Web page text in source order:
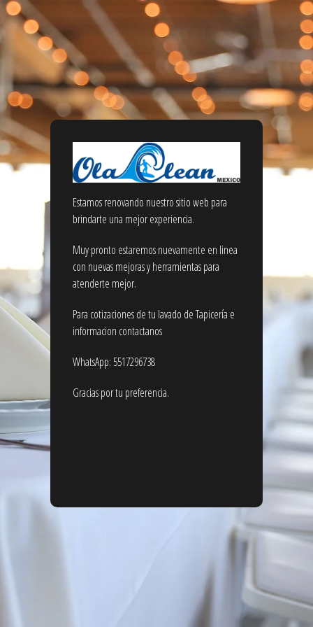
Estamos renovando nuestro sitio web para
brindarte una mejor experiencia.
Muy pronto estaremos nuevamente en linea
con nuevas mejoras y herramientas para
atenderte mejor.
Para cotizaciones de tu lavado de Tapicería e
informacion contactanos
WhatsApp: 5517296738
Gracias por tu preferencia.